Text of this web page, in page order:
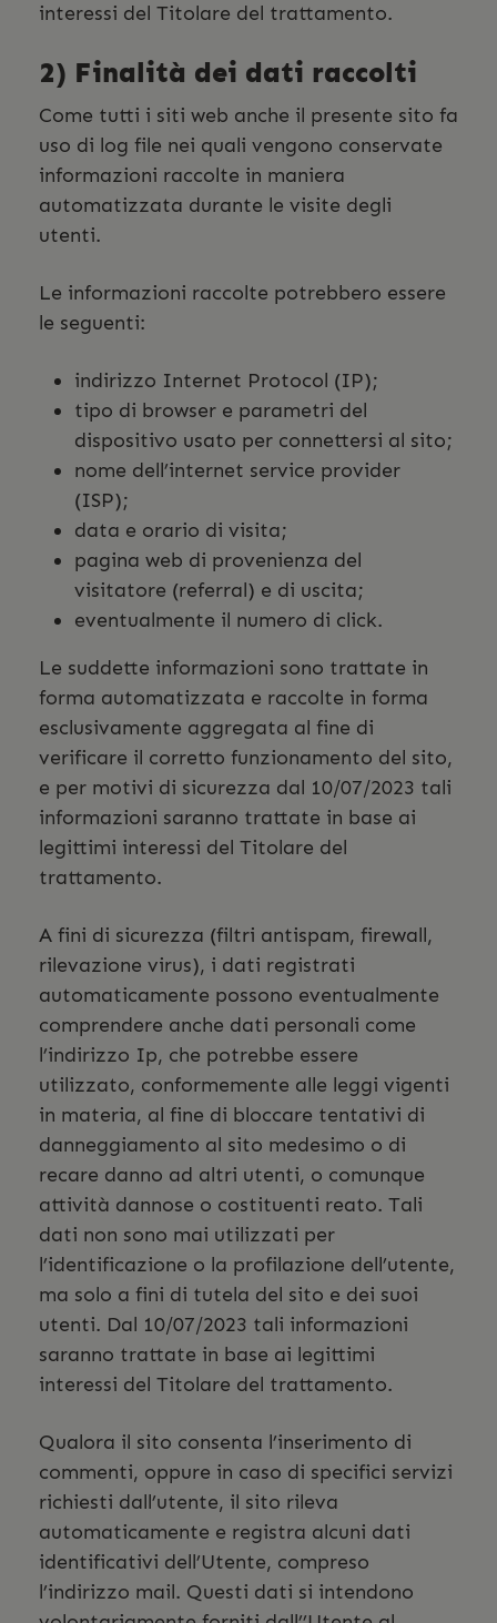
interessi del Titolare del trattamento.
2) Finalità dei dati raccolti
Come tutti i siti web anche il presente sito fa
uso di log file nei quali vengono conservate
informazioni raccolte in maniera
automatizzata durante le visite degli
utenti.
Le informazioni raccolte potrebbero essere
le seguenti:
indirizzo Internet Protocol (IP);
tipo di browser e parametri del
dispositivo usato per connettersi al sito;
nome dell’internet service provider
(ISP);
data e orario di visita;
pagina web di provenienza del
visitatore (referral) e di uscita;
eventualmente il numero di click.
Le suddette informazioni sono trattate in
forma automatizzata e raccolte in forma
esclusivamente aggregata al fine di
verificare il corretto funzionamento del sito,
e per motivi di sicurezza dal 10/07/2023 tali
informazioni saranno trattate in base ai
legittimi interessi del Titolare del
trattamento.
A fini di sicurezza (filtri antispam, firewall,
rilevazione virus), i dati registrati
automaticamente possono eventualmente
comprendere anche dati personali come
l’indirizzo Ip, che potrebbe essere
utilizzato, conformemente alle leggi vigenti
in materia, al fine di bloccare tentativi di
danneggiamento al sito medesimo o di
recare danno ad altri utenti, o comunque
attività dannose o costituenti reato. Tali
dati non sono mai utilizzati per
l’identificazione o la profilazione dell’utente,
ma solo a fini di tutela del sito e dei suoi
utenti. Dal 10/07/2023 tali informazioni
saranno trattate in base ai legittimi
interessi del Titolare del trattamento.
Qualora il sito consenta l’inserimento di
commenti, oppure in caso di specifici servizi
richiesti dall’utente, il sito rileva
automaticamente e registra alcuni dati
identificativi dell’Utente, compreso
l’indirizzo mail. Questi dati si intendono